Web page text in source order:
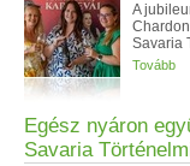
A
Savaria
Tovább
Egész nyáron
Savaria